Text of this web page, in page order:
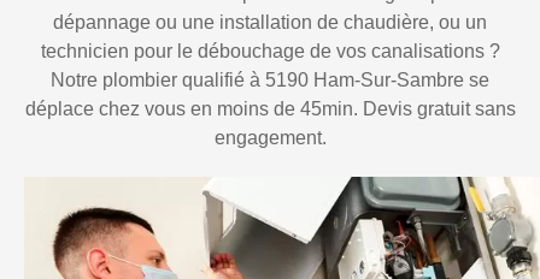
dépannage ou une installation de chaudière, ou un
technicien pour le débouchage de vos canalisations ?
Notre plombier qualifié à 5190 Ham-Sur-Sambre se
déplace chez vous en moins de 45min. Devis gratuit sans
engagement.